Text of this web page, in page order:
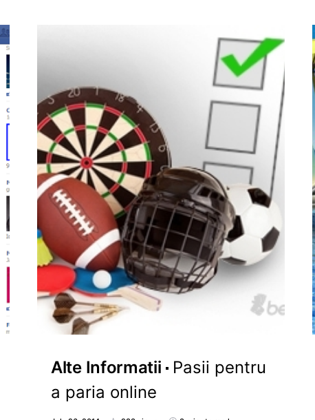
Alte Informatii
Pasii pentru
a paria online